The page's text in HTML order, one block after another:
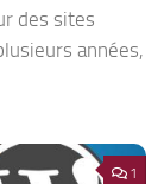
des sites
années,
1